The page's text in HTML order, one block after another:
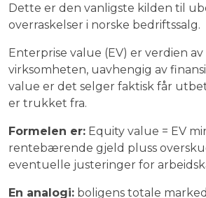
Dette er den vanligste kilden til
overraskelser i norske bedriftssalg.
Enterprise value (EV) er verdien
virksomheten, uavhengig av
value er det selger faktisk får
er trukket fra.
Formelen er: Equity value = EV
rentebærende gjeld pluss
eventuelle justeringer for
En analogi: boligens totale